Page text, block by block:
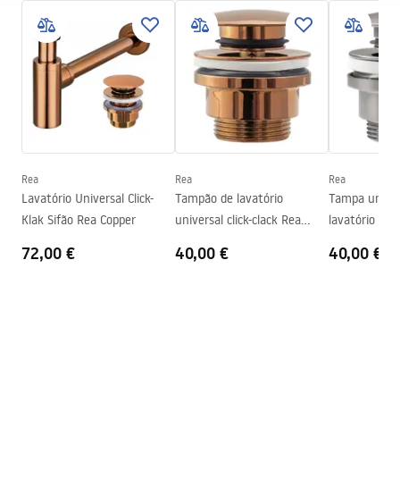
Cor
Branco
Acabamento
Brilhante
Comprimento
810mm
Largura
410mm
140mm
mm
Forma
Furo da bateria
Sim
Instruções de montagem
Basin.pdf
Condições de garantia
Warranty_Terms_and_Conditions_Basins_-_5.pdf
Rea
Lavatório Universal Click-
Klak Sifão Rea Copper
72,00 €
Rea
Tampão de lavatório
universal click-clack Rea
40,00 €
Rea
Tampa
lavatório
40,00 €